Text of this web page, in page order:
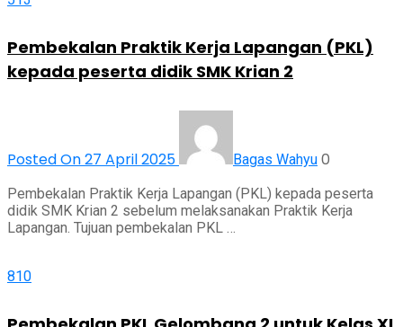
Pembekalan Praktik Kerja Lapangan (PKL)
kepada peserta didik SMK Krian 2
Posted On 27 April 2025 Bagas Wahyu 0
Pembekalan Praktik Kerja Lapangan (PKL) kepada peserta
didik SMK Krian 2 sebelum melaksanakan Praktik Kerja
Lapangan. Tujuan pembekalan PKL …
810